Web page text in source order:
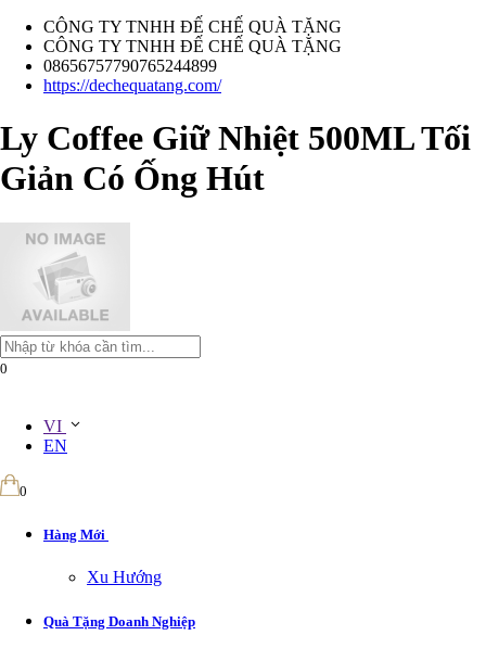
CÔNG TY TNHH ĐẾ CHẾ QUÀ TẶNG
CÔNG TY TNHH ĐẾ CHẾ QUÀ TẶNG
08656757790765244899
https://dechequatang.com/
Ly Coffee Giữ Nhiệt 500ML Tối
Giản Có Ống Hút
0
VI
EN
0
Hàng Mới
Xu Hướng
Quà Tặng Doanh Nghiệp